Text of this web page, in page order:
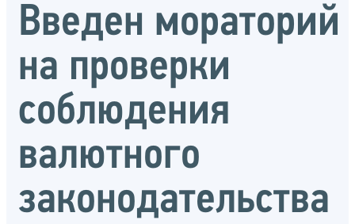
Введен мораторий
на проверки
соблюдения
валютного
законодательства